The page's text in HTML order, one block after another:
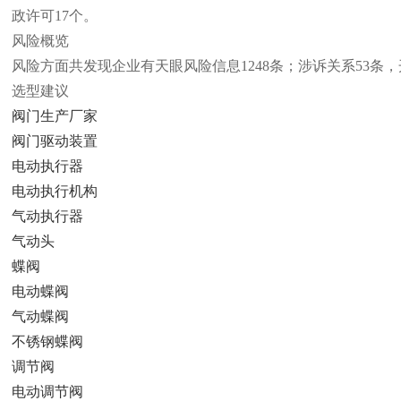
政许可17个。
风险概览
风险方面共发现企业有天眼风险信息1248条；涉诉关系53条，
选型建议
阀门生产厂家
阀门驱动装置
电动执行器
电动执行机构
气动执行器
气动头
蝶阀
电动蝶阀
气动蝶阀
不锈钢蝶阀
调节阀
电动调节阀